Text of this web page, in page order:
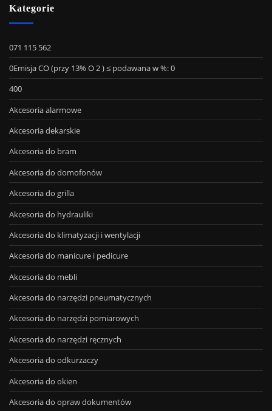
Kategorie
071 115 562
0Emisja CO (przy 13% O 2 ) ≤ podawana w %: 0
400
Akcesoria alarmowe
Akcesoria dekarskie
Akcesoria do bram
Akcesoria do domofonów
Akcesoria do grilla
Akcesoria do hydrauliki
Akcesoria do klimatyzacji i wentylacji
Akcesoria do manicure i pedicure
Akcesoria do mebli
Akcesoria do narzędzi pneumatycznych
Akcesoria do narzędzi pomiarowych
Akcesoria do narzędzi ręcznych
Akcesoria do odkurzaczy
Akcesoria do okien
Akcesoria do opraw dokumentów